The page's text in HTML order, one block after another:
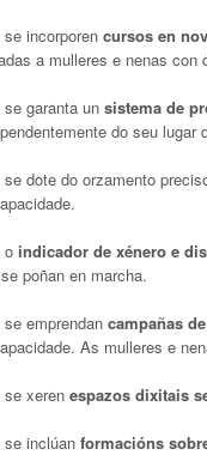
se incorporen cursos en
a mulleres e nenas con
se garanta unsistema de
do seu lugar
se dote do orzamento
oindicador de xénero e
poñan en marcha.
se emprendan campañas
As mulleres e
se xeren espazos dixitais
se inclúanformacións